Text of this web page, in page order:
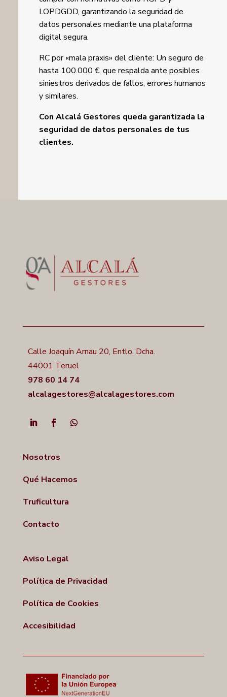
LOPDGDD, garantizando la seguridad de
datos personales mediante una plataforma
digital segura.
RC por «mala praxis» del cliente: Un seguro de
hasta 100.000 €, que respalda ante posibles
siniestros derivados de fallos, errores humanos
y similares.
Con Alcalá Gestores queda garantizada la
seguridad de datos personales de tus
clientes.
Calle Joaquín Arnau 20, Entlo. Dcha.
44001 Teruel
978 60 14 74
alcalagestores@alcalagestores.com
Nosotros
Qué Hacemos
Truficultura
Contacto
Aviso Legal
Política de Privacidad
Política de Cookies
Accesibilidad